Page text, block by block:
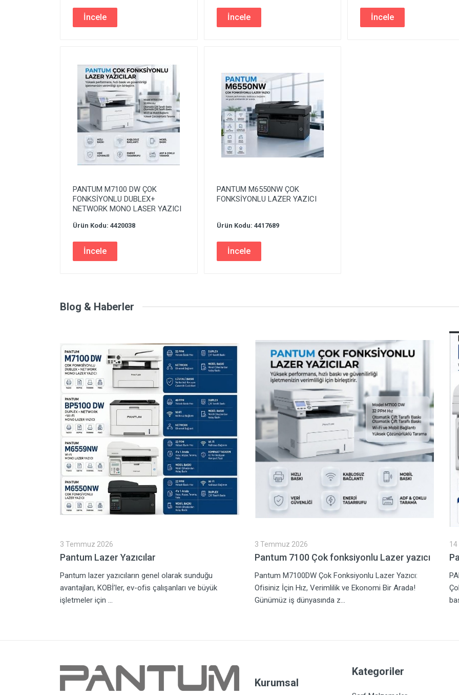
İncele İncele İncele
PANTUM M7100 DW ÇOK
FONKSİYONLU DUBLEX+
NETWORK MONO LASER YAZICI
Ürün Kodu: 4420038
İncele
PANTUM M6550NW ÇOK
FONKSİYONLU LAZER YAZICI
Ürün Kodu: 4417689
İncele
Blog & Haberler
Pantum Lazer Yazıcılar
3 Temmuz 2026
Pantum lazer yazıcıların genel olarak sunduğu
avantajları, KOBİ’ler, ev-ofis çalışanları ve büyük
işletmeler için ...
Pantum 7100 Çok fonksiyonlu Lazer yazıcı
3 Temmuz 2026
Pantum M7100DW Çok Fonksiyonlu Lazer Yazıcı:
Ofisiniz İçin Hız, Verimlilik ve Ekonomi Bir Arada!
Günümüz iş dünyasında z...
14
Kurumsal
Kategoriler